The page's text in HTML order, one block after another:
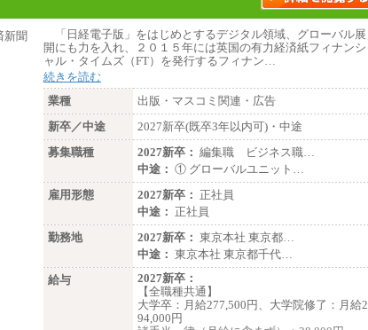
「日経電子版」をはじめとするデジタル領域、グローバル展
開にも力を入れ、２０１５年には英国の有力経済紙フィナンシ
ャル・タイムズ（FT）を発行するフィナン…
続きを読む
業種
出版・マスコミ関連・広告
新卒／中途
2027新卒(既卒3年以内可)・中途
募集職種
2027新卒： 編集職 ビジネス職…
中途： ① グローバルユニット…
雇用形態
2027新卒： 正社員
中途： 正社員
勤務地
2027新卒： 東京本社 東京都…
中途： 東京本社 東京都千代…
給与
2027新卒：
【全職種共通】
大学卒：月給277,500円、大学院修了：月給2
94,000円